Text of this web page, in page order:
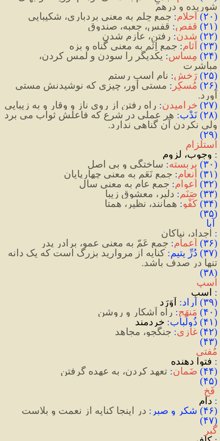
شوریده و درهم
(۲۰) اَحلام: جمعِ حِلم به معنی بردباری، شکیبایی
(۲۱) قفص: قفس، جعبه، صندوق
(۲۲) شدن: رفتن، عازم شدن
(۲۳) آثام: جمعِ اِثْم به معنی گناه و بِزِه
(۲۴) مِساس:
مباشرت
(۲۵) رَخش: نام اسب رستم
(۲۶) مُسکِر :
آورد.
(۲۷) خرامیدن: راه رفتن از روی ناز و وقار و به‌ زیبایی
(۲۸) نَدْب:
ولی نکردن آن گناهی ندارد.
(۲۹)
استلزام
: وجوب، لزوم
(۳۰) بربسته: ساختگی و بی اصل
(۳۱) اَنعام: جمعِ نَعَم به معنی چهارپایان
(۳۲) اَعوام: جمعِ عام به معنی سال
(۳۳) صَنَم: دلبر، معشوق زیبا
(۳۴) کُفْو: همانند، نظير، همتا
(۳۵)
آبا
: اجداد، نیاکان
(۳۶) اَعمام: جمعِ عَمّ به معنی عمو، برادرِ پدر
(۳۷) دُرِّ یتیم:
تنها در صدف باشد.
(۳۸)
اسپ
: اسب
(۳۹) آراد:
آوَرَد
(۴۰) مَنهَجِ: راه آشکار و روشن
(۴۱) ذُولُباب:
خردمند
(۴۲) غازی: جنگجو، مجاهد
(۴۳)
مُفتی
: فتوا دهنده
(۴۴) ضَمان: تعهد کردن، به عهده گرفتن
(۴۵)
فَخ
:‌ دام
(۴۶) شکر و صبر : در اینجا کنایه از نعمت و بلاست
(۴۷)
گبر